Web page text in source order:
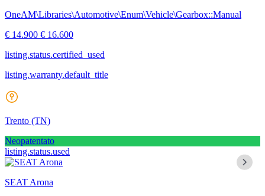
OneAM\Libraries\Automotive\Enum\Vehicle\Gearbox::Manual
€ 14.900 € 16.600
listing.status.certified_used
listing.warranty.default_title
Trento (TN)
Neopatentato
listing.status.used
SEAT Arona